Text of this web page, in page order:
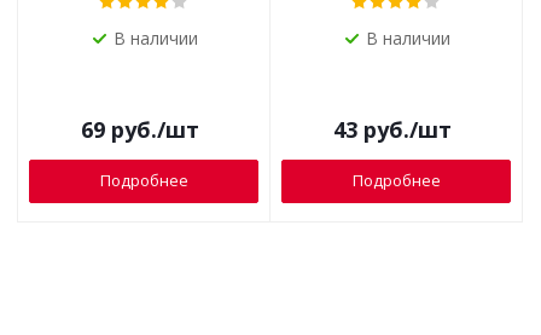
В наличии
69руб./шт
Подробнее
В наличии
43руб./шт
Подробнее